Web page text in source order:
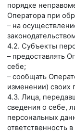
порядке
Оператора при
– на
4.2. Субъекты
– предоставлять
себе;
– сообщать
изменении) своих
4.3. Лица,
сведения о себе,
персональных
ответственность